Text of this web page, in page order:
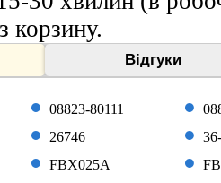
корзину.
Відгуки
08823-80111
26746
FBX025A